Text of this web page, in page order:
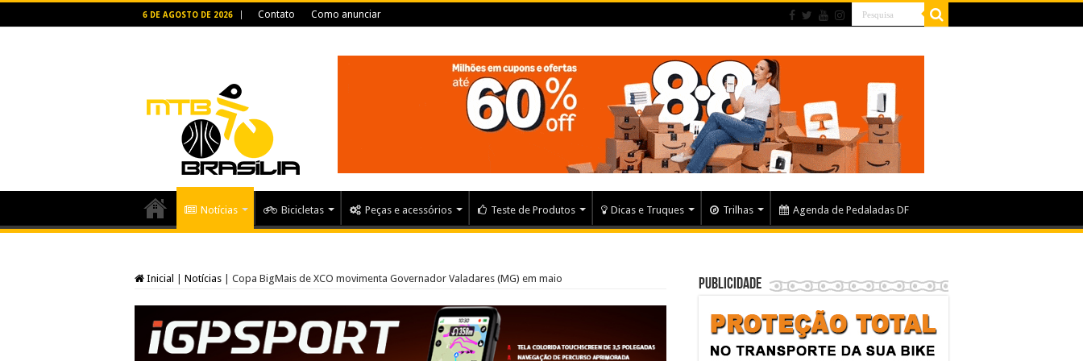
6 DE AGOSTO DE 2026 Contato Como anunciar
Notícias Bicicletas Peças e acessórios Teste de Produtos Dicas e Truques Trilhas Agenda de Pedaladas DF
Inicial Notícias Copa BigMais de XCO movimenta Governador Valadares (MG) em maio Publicidade